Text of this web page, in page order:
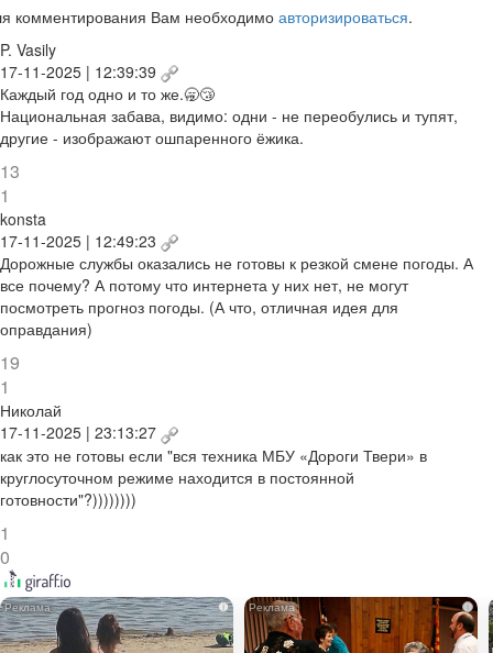
комментирования Вам необходимо авторизироваться.
P. Vasily
17-11-2025 | 12:39:39
Каждый год одно и то же.🥱😴
Национальная забава, видимо: одни - не переобулись и тупят,
другие - изображают ошпаренного ёжика.
13
1
konsta
17-11-2025 | 12:49:23
Дорожные службы оказались не готовы к резкой смене погоды. А
все почему? А потому что интернета у них нет, не могут
посмотреть прогноз погоды. (А что, отличная идея для
оправдания)
19
1
Николай
17-11-2025 | 23:13:27
как это не готовы если "вся техника МБУ «Дороги Твери» в
круглосуточном режиме находится в постоянной
готовности"?))))))))
1
0
i i